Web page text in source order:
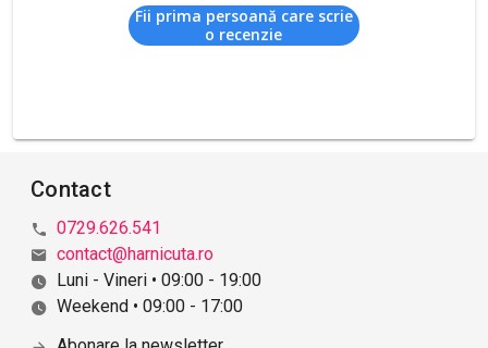
Fii prima persoană care scrie
o recenzie
Contact
0729.626.541
contact@harnicuta.ro
Luni - Vineri • 09:00 - 19:00
Weekend • 09:00 - 17:00